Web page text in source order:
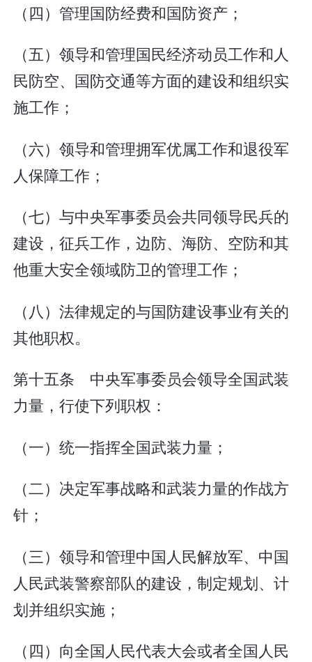
（四）管理国防经费和国防资产；
（五）领导和管理国民经济动员工作和人
民防空、国防交通等方面的建设和组织实
施工作；
（六）领导和管理拥军优属工作和退役军
人保障工作；
（七）与中央军事委员会共同领导民兵的
建设，征兵工作，边防、海防、空防和其
他重大安全领域防卫的管理工作；
（八）法律规定的与国防建设事业有关的
其他职权。
第十五条 中央军事委员会领导全国武装
力量，行使下列职权：
（一）统一指挥全国武装力量；
（二）决定军事战略和武装力量的作战方
针；
（三）领导和管理中国人民解放军、中国
人民武装警察部队的建设，制定规划、计
划并组织实施；
（四）向全国人民代表大会或者全国人民